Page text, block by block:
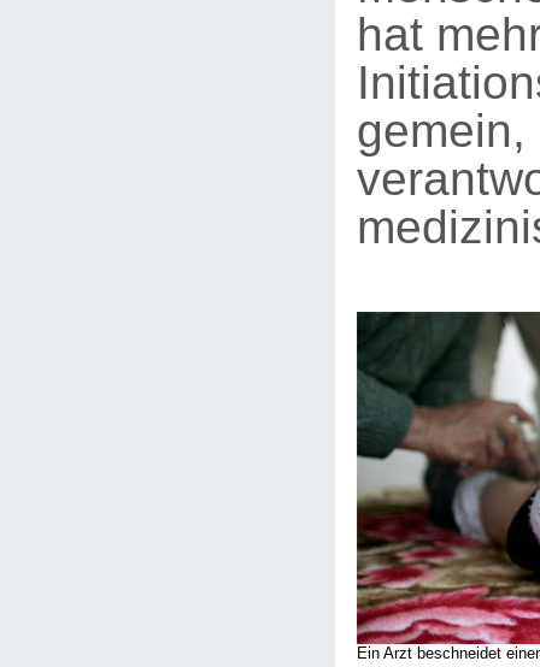
hat
gemein,
Ein Arzt beschneidet